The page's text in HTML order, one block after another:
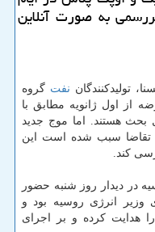
به صورت آنلاین
تولیدکنندگان نفت گروه
از اول ژانویه مطابق با
بحث هستند. اما موج جدید
تقاضا سبب شده است این
کند.
در دیدار روز شنبه حضور
وزیر انرژی روسیه بود و
هدایت کرده و بر اجرای